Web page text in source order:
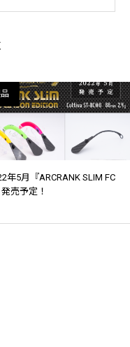
年5月『ARCRANK SLIM FC
売予定！